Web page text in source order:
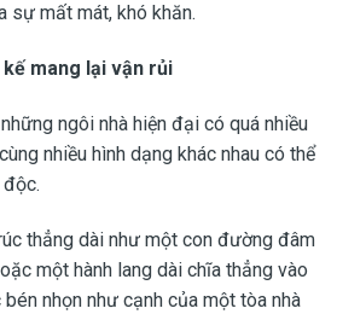
sự mất mát, khó khăn.
mang lại vận rủi
ngôi nhà hiện đại có quá nhiều
nhiều hình dạng khác nhau có thể
thẳng dài như một con đường đâm
một hành lang dài chĩa thẳng vào
nhọn như cạnh của một tòa nhà